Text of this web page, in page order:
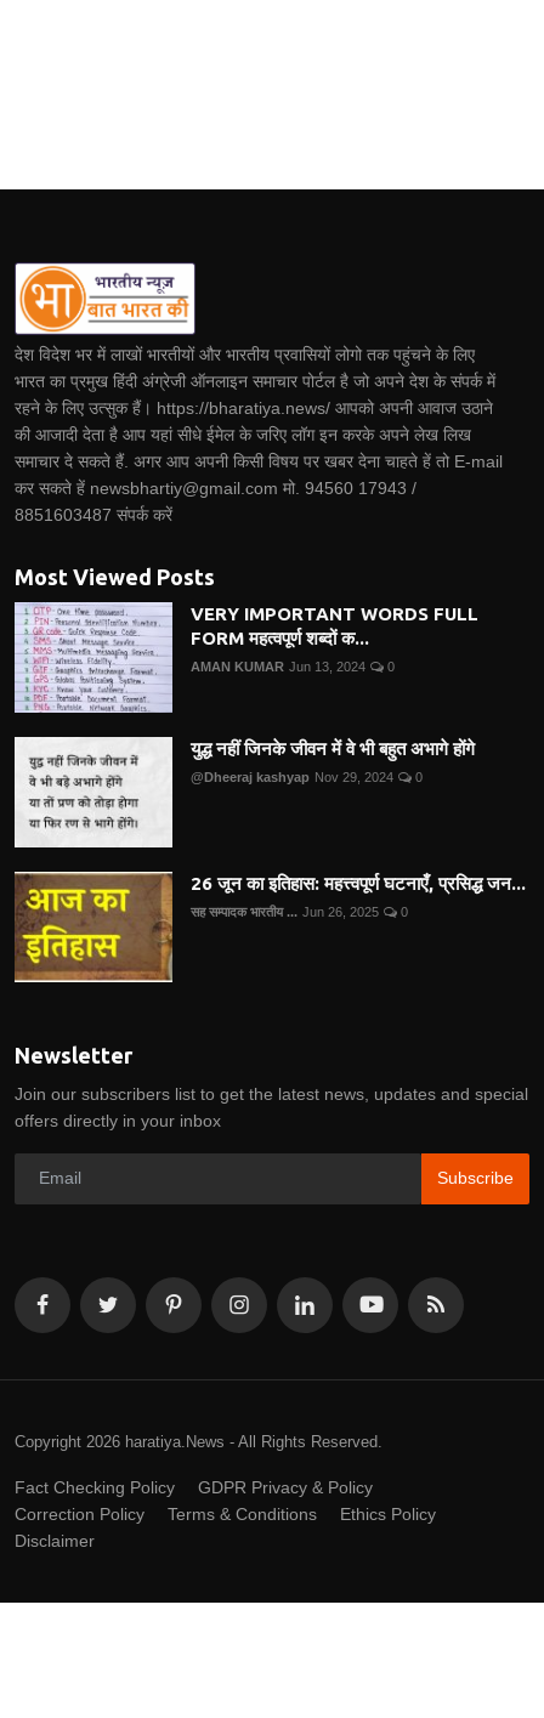
देश विदेश भर में लाखों भारतीयों और भारतीय प्रवासियों लोगो तक पहुंचने के लिए
भारत का प्रमुख हिंदी अंग्रेजी ऑनलाइन समाचार पोर्टल है जो अपने देश के संपर्क में
रहने के लिए उत्सुक हैं। https://bharatiya.news/ आपको अपनी आवाज उठाने
की आजादी देता है आप यहां सीधे ईमेल के जरिए लॉग इन करके अपने लेख लिख
समाचार दे सकते हैं. अगर आप अपनी किसी विषय पर खबर देना चाहते हें तो E-mail
कर सकते हें newsbhartiy@gmail.com मो. 94560 17943 /
8851603487 संपर्क करें
Most Viewed Posts
VERY IMPORTANT WORDS FULL
FORM महत्वपूर्ण शब्दों क...
AMAN KUMAR Jun 13, 2024 0
युद्ध नहीं जिनके जीवन में वे भी बहुत अभागे होंगे
@Dheeraj kashyap Nov 29, 2024 0
26 जून का इतिहास: महत्त्वपूर्ण घटनाएँ, प्रसिद्ध जन...
सह सम्पादक भारतीय ... Jun 26, 2025 0
Newsletter
Join our subscribers list to get the latest news, updates and special
offers directly in your inbox
Subscribe
Copyright 2026 haratiya.News - All Rights Reserved.
Fact Checking Policy
GDPR Privacy & Policy
Correction Policy
Terms & Conditions
Ethics Policy
Disclaimer